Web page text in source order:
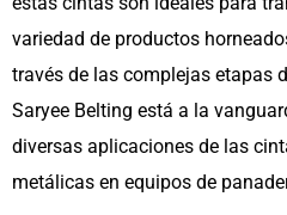
variedad de productos
través de las complejas etapas
Saryee Belting está a la
diversas aplicaciones de las
metálicas en equipos de